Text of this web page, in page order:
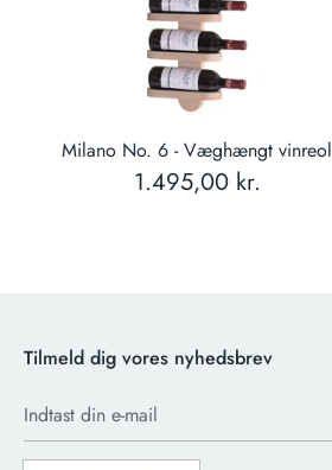
Milano No. 6 - Væghængt vinreol
1.495,00 kr.
Tilmeld dig vores nyhedsbrev
Indtast din e-mail